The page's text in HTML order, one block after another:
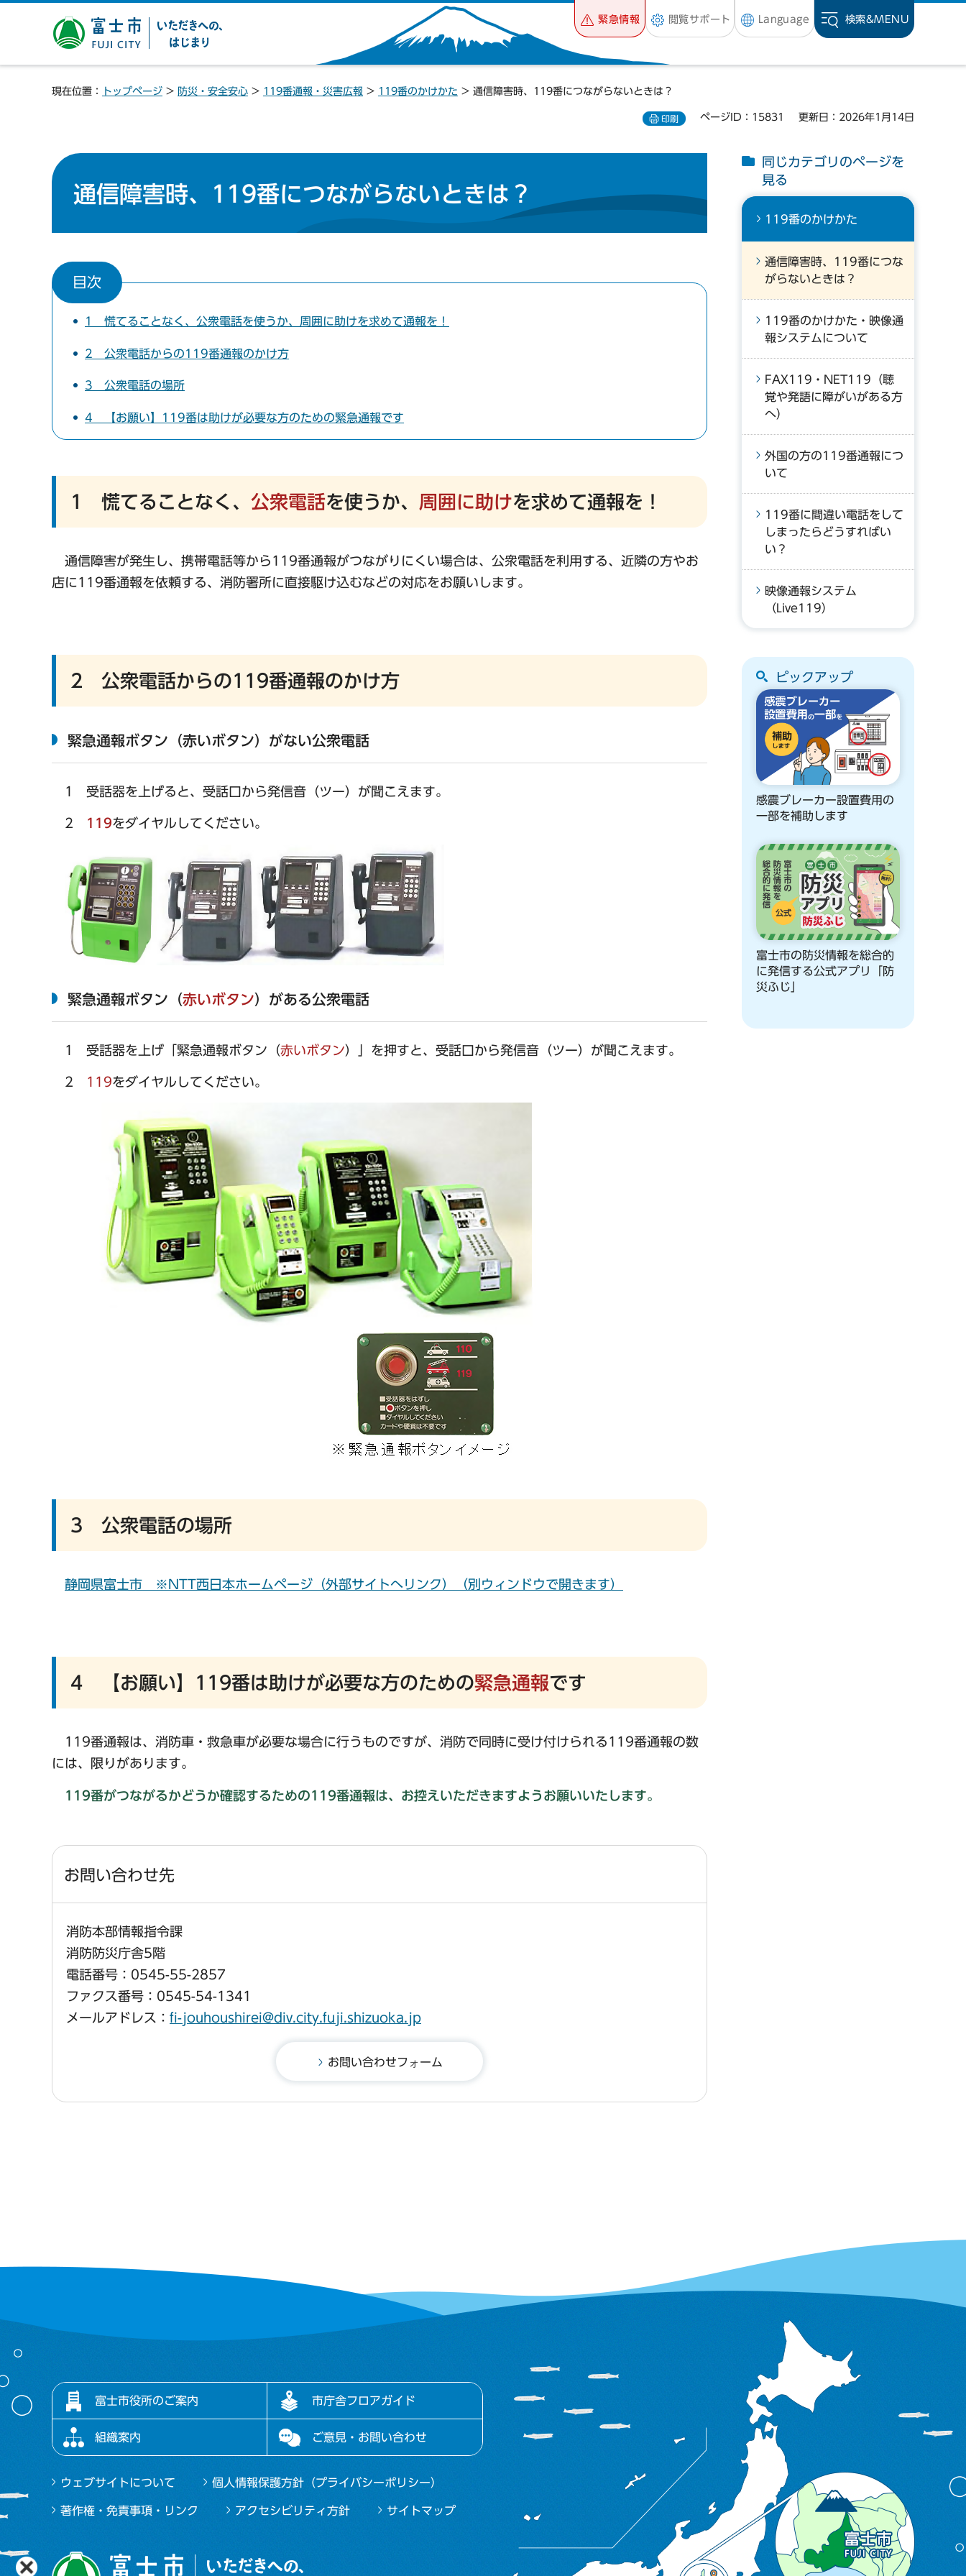
富士市 いただきへの、は
じまり
緊急情報 閲覧サポート Language 検索&MENU
現在位置： トップページ > 防災・安全安心 > 119番通報・災害広報 > 119番のかけかた > 通信障害時、119番につながらないときは？
印刷 ページID：15831 更新日：2026年1月14日
通信障害時、119番につながらないときは？
目次
1 慌てることなく、公衆電話を使うか、周囲に助けを求めて通報を！
2 公衆電話からの119番通報のかけ方
3 公衆電話の場所
4 【お願い】119番は助けが必要な方のための緊急通報です
1 慌てることなく、 公衆電話を使うか、 周囲に助けを求めて通報を！
通信障害が発生し、携帯電話等から119番通報がつながりにくい場合は、公衆電話を利用する、近隣の方やお
店に119番通報を依頼する、消防署所に直接駆け込むなどの対応をお願いします。
2 公衆電話からの119番通報のかけ方
緊急通報ボタン（赤いボタン）がない公衆電話
1 受話器を上げると、受話口から発信音（ツー）が聞こえます。
2 119をダイヤルしてください。
緊急通報ボタン（赤いボタン）がある公衆電話
1 受話器を上げ「緊急通報ボタン（赤いボタン）」を押すと、受話口から発信音（ツー）が聞こえます。
2 119をダイヤルしてください。
3 公衆電話の場所
静岡県富士市 ※NTT西日本ホームページ（外部サイトへリンク）（別ウィンドウで開きます）
4 【お願い】119番は助けが必要な方のための緊急通報です
119番通報は、消防車・救急車が必要な場合に行うものですが、消防で同時に受け付けられる119番通報の数
には、限りがあります。
119番がつながるかどうか確認するための119番通報は、お控えいただきますようお願いいたします。
お問い合わせ先
消防本部情報指令課
消防防災庁舎5階
電話番号：0545-55-2857
ファクス番号：0545-54-1341
メールアドレス： fi-jouhoushirei@div.city.fuji.shizuoka.jp
同じカテゴリのページを
見る
119番のかけかた
通信障害時、119番につな
がらないときは？
119番のかけかた・映像通
報システムについて
FAX119・NET119（聴
覚や発語に障がいがある方
へ）
外国の方の119番通報につ
いて
119番に間違い電話をして
しまったらどうすればい
い？
映像通報システム
（Live119）
ピックアップ
感震ブレーカー設置費用の
一部を補助します
富士市の防災情報を総合的
に発信する公式アプリ「防
災ふじ」
富士市役所のご案内 市庁舎フロアガイド
組織案内 ご意見・お問い合わせ
ウェブサイトについて 個人情報保護方針（プライバシーポリシー）
著作権・免責事項・リンク アクセシビリティ方針 サイトマップ